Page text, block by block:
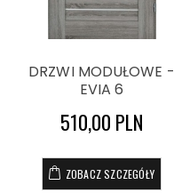
DRZWI MODUŁOWE -
EVIA 6
510,00 PLN
ZOBACZ SZCZEGÓŁY